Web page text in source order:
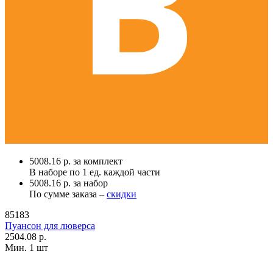
5008.16 р. за комплект
В наборе по 1 ед. каждой части
5008.16 р. за набор
По сумме заказа – скидки
85183
Пуансон для люверса
2504.08 р.
Мин. 1 шт